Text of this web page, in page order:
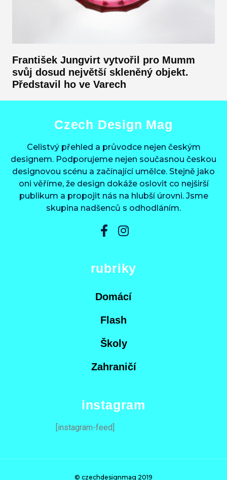
František Jungvirt vytvořil pro Mumm
svůj dosud největší skleněný objekt.
Představil ho ve Varech
Czech Design Mag
Celistvý přehled a průvodce nejen českým
designem. Podporujeme nejen současnou českou
designovou scénu a začínající umělce. Stejně jako
oni věříme, že design dokáže oslovit co nejširší
publikum a propojit nás na hlubší úrovni. Jsme
skupina nadšenců s odhodláním.
rubriky
Domácí
Flash
Školy
Zahraničí
instagram
[instagram-feed]
© czechdesignmag 2019